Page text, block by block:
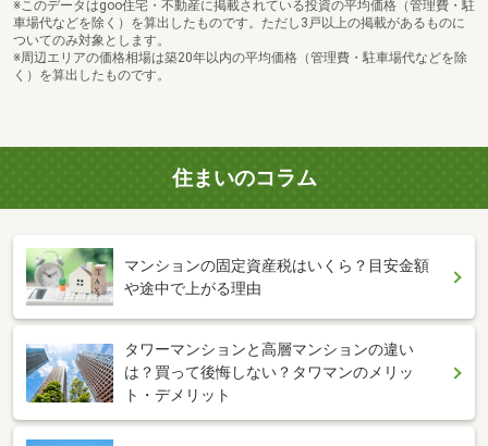
※このデータはgoo住宅・不動産に掲載されている投資の平均価格（管理費・駐
車場代などを除く）を算出したものです。ただし3戸以上の掲載があるものに
ついてのみ対象とします。
※周辺エリアの価格相場は築20年以内の平均価格（管理費・駐車場代などを除
く）を算出したものです。
住まいのコラム
マンションの固定資産税はいくら？目安金額
や途中で上がる理由
タワーマンションと高層マンションの違い
は？買って後悔しない？タワマンのメリッ
ト・デメリット